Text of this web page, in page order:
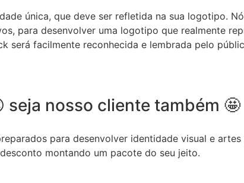
única, que deve ser refletida na sua logotipo.
para desenvolver uma logotipo que realmente
será facilmente reconhecida e lembrada pelo
seja nosso cliente também 🤩
para desenvolver identidade visual e
montando um pacote do seu jeito.